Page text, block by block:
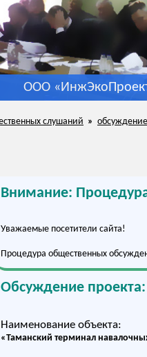
ООО
слушаний »
Внимание:
Уважаемые посетители сайта!
Процедура общественных
Обсуждение проекта:
Наименование объекта:
«Таманский терминал